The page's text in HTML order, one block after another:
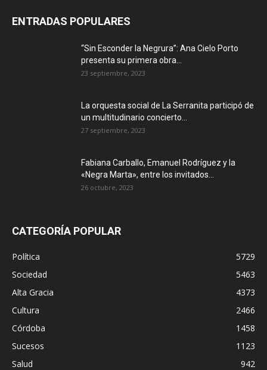
ENTRADAS POPULARES
“Sin Esconder la Negrura”: Ana Cielo Porto
presenta su primera obra...
23 septiembre, 2023
La orquesta social de La Serranita participó de
un multitudinario concierto...
27 septiembre, 2023
Fabiana Carballo, Emanuel Rodríguez y la
«Negra Marta», entre los invitados...
26 octubre, 2023
CATEGORÍA POPULAR
Política
5729
Sociedad
5463
Alta Gracia
4373
Cultura
2466
Córdoba
1458
Sucesos
1123
Salud
942